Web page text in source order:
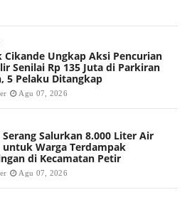
Cikande Ungkap Aksi Pencurian
Senilai Rp 135 Juta di Parkiran
5 Pelaku Ditangkap
Agu 07, 2026
Serang Salurkan 8.000 Liter Air
untuk Warga Terdampak
di Kecamatan Petir
Agu 07, 2026